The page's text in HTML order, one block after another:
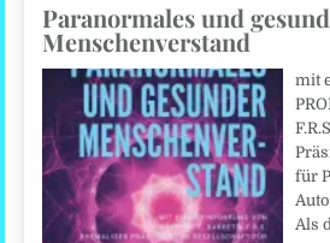
Paranormales und
Menschenverstand
mit
für
Als